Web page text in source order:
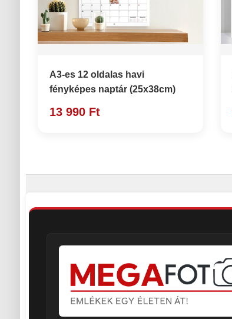
A3-es 12 oldalas havi
fényképes naptár (25x38cm)
13 990 Ft